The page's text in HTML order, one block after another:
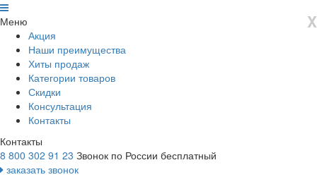
X
Меню
Акция
Наши преимущества
Хиты продаж
Категории товаров
Скидки
Консультация
Контакты
Контакты
8 800 302 91 23 Звонок по России бесплатный
заказать звонок